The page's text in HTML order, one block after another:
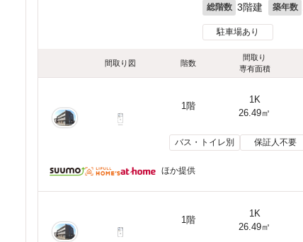
総階数 3階建 築年数
駐車場あり
間取り図 階数
間取り
専有面積
1階
1K
26.49㎡
バス・トイレ別 保証人不要
ほか提供
1階
1K
26.49㎡